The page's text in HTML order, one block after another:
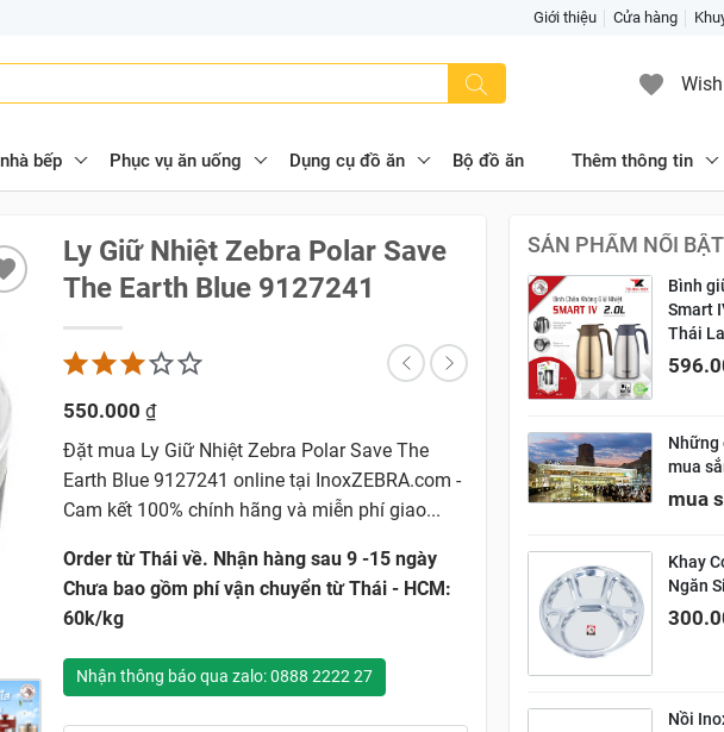
Giới thiệu Cửa hàng
bếp Phục vụ ăn uống Dụng cụ đồ ăn Bộ đồ ăn Thêm thông tin
Ly Giữ Nhiệt Zebra Polar Save
The Earth Blue 9127241
550.000 ₫
Đặt mua Ly Giữ Nhiệt Zebra Polar Save The
Earth Blue 9127241 online tại InoxZEBRA.com -
Cam kết 100% chính hãng và miễn phí giao...
Order từ Thái về. Nhận hàng sau 9 -15 ngày
Chưa bao gồm phí vận chuyển từ Thái - HCM:
60k/kg
Nhận thông báo qua zalo: 0888 2222 27
SẢN PHẨM NỔI BẬT
Bình
Smart
Thái
mua
mua
Khay
Ngăn
Nồi